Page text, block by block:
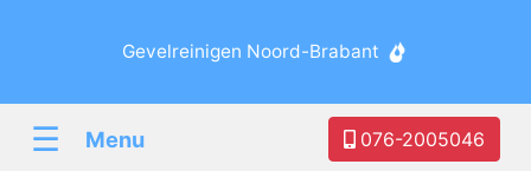
Gevelreinigen Noord-Brabant
☰ Menu 076-2005046